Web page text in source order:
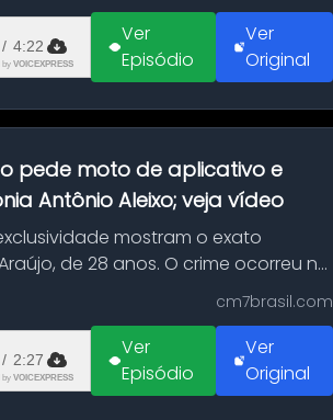
/ 4:22
by VOICEXPRESS
Ver
Episódio
Ver
Original
pede moto de aplicativo e
Antônio Aleixo; veja vídeo
mostram o exato
de 28 anos. O crime ocorreu na
cm7brasil.com
/ 2:27
by VOICEXPRESS
Ver
Episódio
Ver
Original